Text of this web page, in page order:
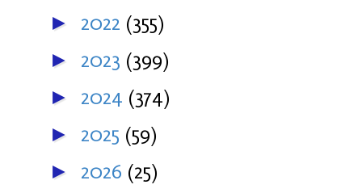
► 2022 (355)
► 2023 (399)
► 2024 (374)
► 2025 (59)
► 2026 (25)